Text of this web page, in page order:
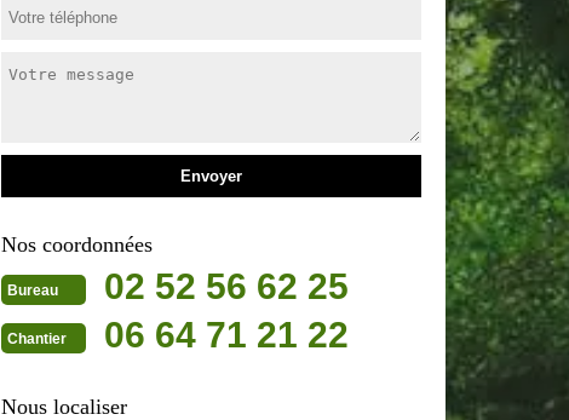
Nos coordonnées
Bureau 02 52 56 62 25
Chantier 06 64 71 21 22
Nous localiser